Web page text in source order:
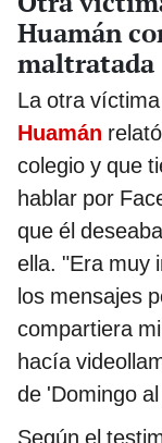
Huamán
maltratada
La otra víctima
Huamán
colegio y que
hablar por
que él
ella. "Era muy
los mensajes
compartiera
hacía
de 'Domingo